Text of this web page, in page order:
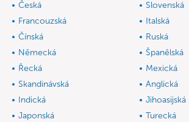
Česká
Slovenská
Francouzská
Italská
Čínská
Ruská
Německá
Španělská
Řecká
Mexická
Skandinávská
Anglická
Indická
Jihoasijská
Japonská
Turecká